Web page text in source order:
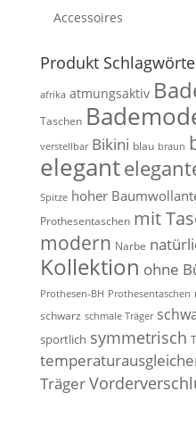
Accessoires
Produkt
afrika atmungsaktiv
Taschen
verstellbar Bikini blau braun
elegant
Spitze hoher
Prothesentaschen mit
modern Narbe
Kollektion ohne
Prothesen-BH Prothesentaschen
schwarz schmale Träger
sportlich symmetrisch
Träger